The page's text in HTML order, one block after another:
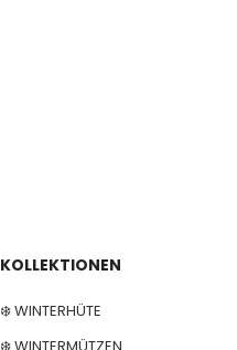
KOLLEKTIONEN
❄️ WINTERHÜTE